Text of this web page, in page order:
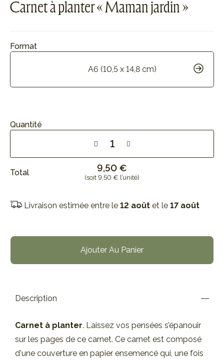
Carnet à planter « Maman jardin »
Format
A6 (10,5 x 14,8 cm)
Quantité
Total 9,50 €
(soit 9,50 € l’unité)
Livraison estimée entre le 12 août et le 17 août
Ajouter Au Panier
Description
Carnet à planter. Laissez vos pensées s’épanouir
sur les pages de ce carnet. Ce carnet est composé
d'une couverture en papier ensemencé qui, une fois